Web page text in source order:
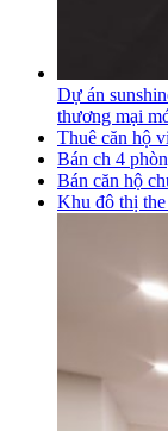
Dự án
thương mại
Thuê căn hộ
Bán ch 4
Bán căn hộ
Khu đô thị